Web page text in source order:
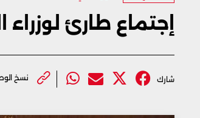
إجتماع طارئ لوزراء
شارك نسخ